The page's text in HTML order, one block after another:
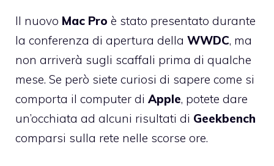
Il nuovo Mac Pro è stato presentato durante
la conferenza di apertura della WWDC, ma
non arriverà sugli scaffali prima di qualche
mese. Se però siete curiosi di sapere come si
comporta il computer di Apple, potete dare
un’occhiata ad alcuni risultati di Geekbench
comparsi sulla rete nelle scorse ore.